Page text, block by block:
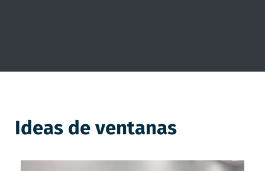
Ideas de ventanas